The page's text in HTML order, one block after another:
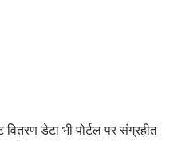
डेटा भी पोर्टल पर संग्रहीत